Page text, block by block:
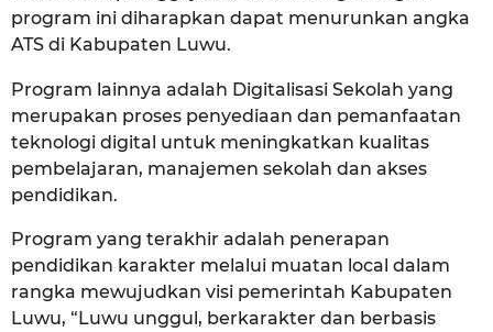
program ini diharapkan dapat menurunkan angka
ATS di Kabupaten Luwu.
Program lainnya adalah Digitalisasi Sekolah yang
merupakan proses penyediaan dan pemanfaatan
teknologi digital untuk meningkatkan kualitas
pembelajaran, manajemen sekolah dan akses
pendidikan.
Program yang terakhir adalah penerapan
pendidikan karakter melalui muatan local dalam
rangka mewujudkan visi pemerintah Kabupaten
Luwu, “Luwu unggul, berkarakter dan berbasis